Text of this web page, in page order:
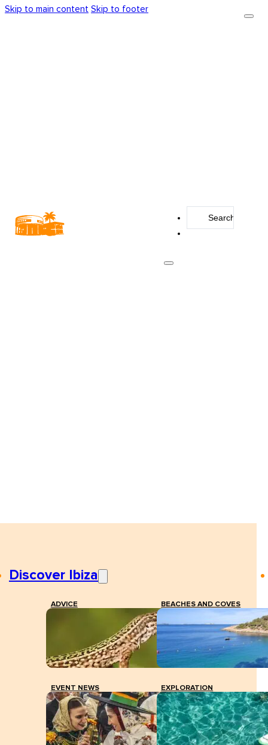
Skip to main content Skip to footer
Discover Ibiza
ADVICE BEACHES AND COVES
EVENT NEWS EXPLORATION